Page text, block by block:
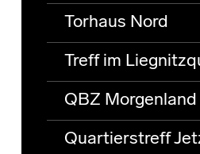
Torhaus Nord
Treff im
QBZ Morgenland
Quartierstreff